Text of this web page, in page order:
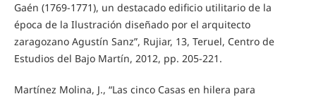
Gaén (1769-1771), un destacado edificio utilitario de la
época de la Ilustración diseñado por el arquitecto
zaragozano Agustín Sanz”, Rujiar, 13, Teruel, Centro de
Estudios del Bajo Martín, 2012, pp. 205-221.
Martínez Molina, J., “Las cinco Casas en hilera para